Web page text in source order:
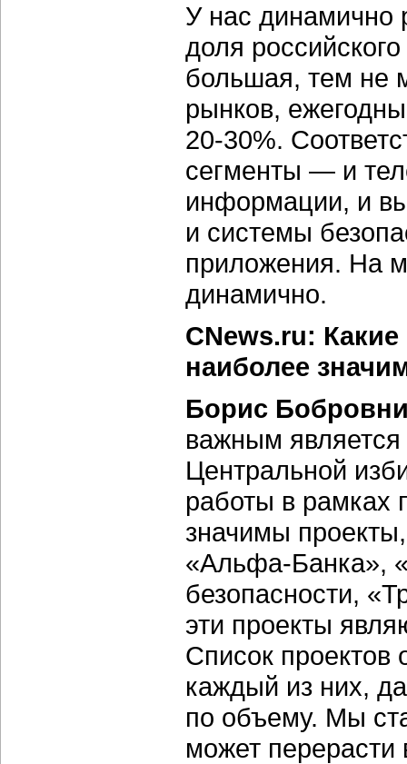
У нас динамично
доля
большая, тем не
рынков,
20-30%.
сегменты — и
информации, и
и системы
приложения. На
динамично.
CNews.ru:
наиболее
Борис
важным
Центральной
работы в рамках
значимы
«Альфа-Банка»,
безопасности,
эти проекты
Список
каждый из них,
по объему. Мы
может перерасти